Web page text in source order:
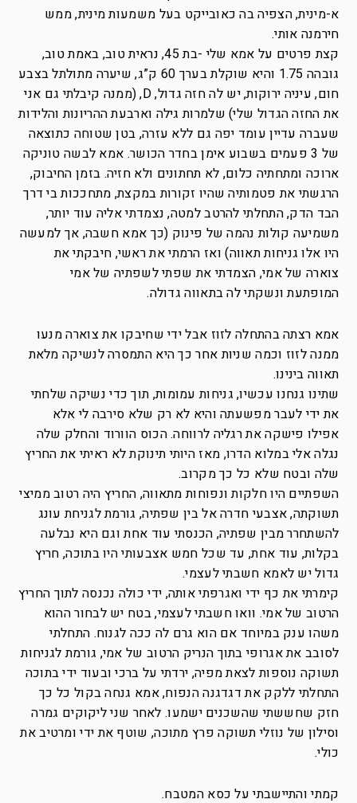
א-מינית, הצפיה בה כאובייקט בעל משמעות מינית, ממש
חירמנה אותי.
קצת פרטים על אמא שלי -בת 45, נראית טוב, באמת טוב,
גובהה 1.75 והיא שוקלת בערך 60 ק”ג, שיערה מתולתל בצבע
חום, עיניה ירוקות, יש לה חזה גדול, D, (ממנה קיבלתי גם אני
את החזה הגדול שלי) שלמרות גילה וארבעת ההריונות והלידות
שעברה עדיין עומד יפה גם ללא עזרה, בטן שטוחה כתוצאה
של 3 פעמים בשבוע אימן בחדר הכושר. אמא לבשה טוניקה
ארוכה ומתחתיה כלום, לא תחתונים ולא חזיה. בזמן החיבוק,
הרגשתי את פטמותיה שהיו זקורות במקצת, מתחככות בי דרך
הבד הדק, התחלתי להרטב למטה, נצמדתי אליה עוד יותר,
משמיעה קולות נהמה של פינוק (כך אמא חשבה, אך למעשה
היו אלו גניחות תאווה) ואז הרמתי את ראשי, חיבקתי את
צוארה של אמי, הצמדתי את שפתי לשפתיה של אמי
המופתעת ונשקתי לה בתאווה גדולה.
אמא רצתה בהתחלה לזוז אבל ידי שחיבקו את צוארה מנעו
ממנה לזוז וכמה שניות אחר כך היא התמסרה לנשיקה מלאת
תאווה בינינו.
שתינו גנחנו עכשיו, גניחות עמומות, תוך כדי נשיקה שלחתי
את ידי לעבר מפשעתה והיא לא רק שלא סירבה לי אלא
אפילו פישקה את רגליה לרווחה. הכוס הוורוד והחלק שלה
נגלה אלי במלוא הדרו, מאז היותי תינוקת לא ראיתי את החריץ
שלה ובטח שלא כל כך מקרוב.
השפתיים היו חלקות ונפוחות מתאווה, החריץ היה רטוב ממיצי
תשוקתה, אצבעי חדרה אל בין שפתיה, גורמת לגניחת עונג
להשתחרר מבין שפתיה, הכנסתי עוד אחת וגם היא נבלעה
בקלות, עוד אחת, עד שכל חמש אצבעותי היו בתוכה, חריץ
גדול יש לאמא חשבתי לעצמי.
קימרתי את כף ידי ואגרפתי אותה, ידי כולה נכנסה לתוך החריץ
הרטוב של אמי. וואו חשבתי לעצמי, בטח יש לבחור ההוא
משהו ענק במיוחד אם הוא גרם לה ככה לגנוח. התחלתי
לסובב את אגרופי בתוך הנריק הרטוב של אמי, גורמת לגניחות
תשוקה נוספות לצאת מפיה, ירדתי על ברכי ובעוד ידי בתוכה
התחלתי ללקק את דגדגנה הנפוח, אמא גנחה בקול כל כך
חזק שחששתי שהשכנים ישמעו. לאחר שני ליקוקים גמרה
וסילון של נוזלי תשוקה פרץ מתוכה, שוטף את ידי ומרטיב את
כולי.
קמתי והתיישבתי על כסא המטבח.